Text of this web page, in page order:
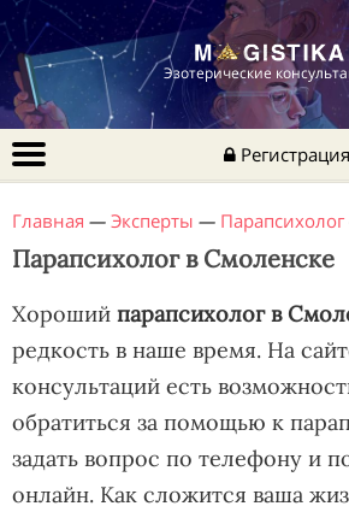
Эзотерические
Регистрация
Главная — Эксперты — Парапсихолог
Парапсихолог в Смоленске
Хороший парапсихолог в
редкость в наше время. На
консультаций есть
обратиться за помощью к
задать вопрос по телефону и
онлайн. Как сложится ваша